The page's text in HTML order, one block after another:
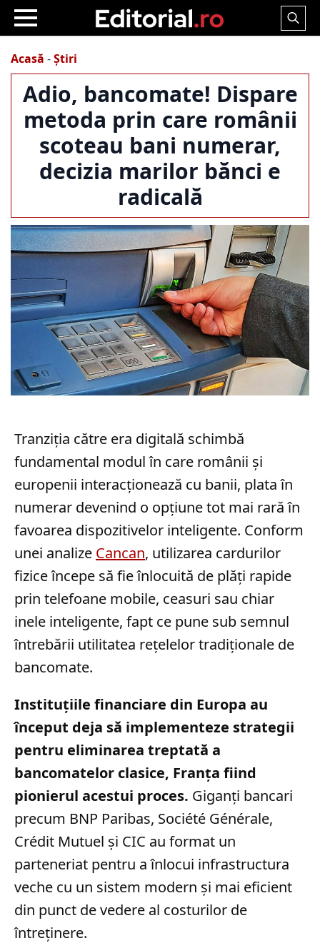
Search
Acasă -Știri
Adio, bancomate! Dispare
metoda prin care românii
scoteau bani numerar,
decizia marilor bănci e
radicală
Tranziția către era digitală schimbă
fundamental modul în care românii și
europenii interacționează cu banii, plata în
numerar devenind o opțiune tot mai rară în
favoarea dispozitivelor inteligente. Conform
unei analize Cancan, utilizarea cardurilor
fizice începe să fie înlocuită de plăți rapide
prin telefoane mobile, ceasuri sau chiar
inele inteligente, fapt ce pune sub semnul
întrebării utilitatea rețelelor tradiționale de
bancomate.
Instituțiile financiare din Europa au
început deja să implementeze strategii
pentru eliminarea treptată a
bancomatelor clasice, Franța fiind
pionierul acestui proces. Giganți bancari
precum BNP Paribas, Société Générale,
Crédit Mutuel și CIC au format un
parteneriat pentru a înlocui infrastructura
veche cu un sistem modern și mai eficient
din punct de vedere al costurilor de
întreținere.